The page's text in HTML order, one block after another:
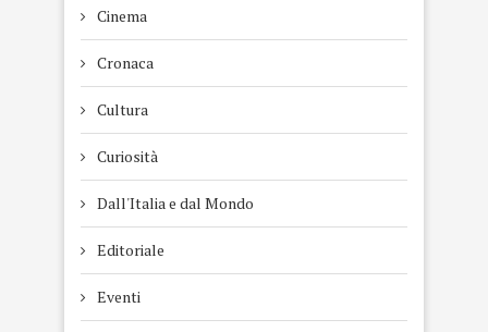
Cinema
Cronaca
Cultura
Curiosità
Dall'Italia e dal Mondo
Editoriale
Eventi